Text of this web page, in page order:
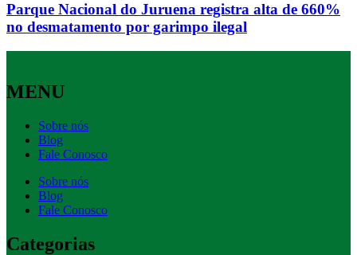
Parque Nacional do Juruena registra alta de 660%
no desmatamento por garimpo ilegal
MENU
Sobre nós
Blog
Fale Conosco
Sobre nós
Blog
Fale Conosco
Categorias